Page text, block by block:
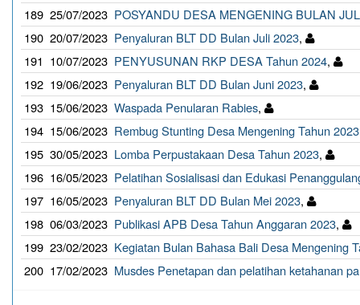
189 25/07/2023 POSYANDU DESA MENGENING BULAN
190 20/07/2023 Penyaluran BLT DD Bulan Juli 2023,
191 10/07/2023 PENYUSUNAN RKP DESA Tahun 2024,
192 19/06/2023 Penyaluran BLT DD Bulan Juni 2023,
193 15/06/2023 Waspada Penularan Rabies,
194 15/06/2023 Rembug Stunting Desa Mengening Tahun 2023
195 30/05/2023 Lomba Perpustakaan Desa Tahun 2023,
196 16/05/2023 Pelatihan Sosialisasi dan Edukasi
197 16/05/2023 Penyaluran BLT DD Bulan Mei 2023,
198 06/03/2023 Publikasi APB Desa Tahun Anggaran 2023,
199 23/02/2023 Kegiatan Bulan Bahasa Bali Desa Mengening
200 17/02/2023 Musdes Penetapan dan pelatihan ketahanan